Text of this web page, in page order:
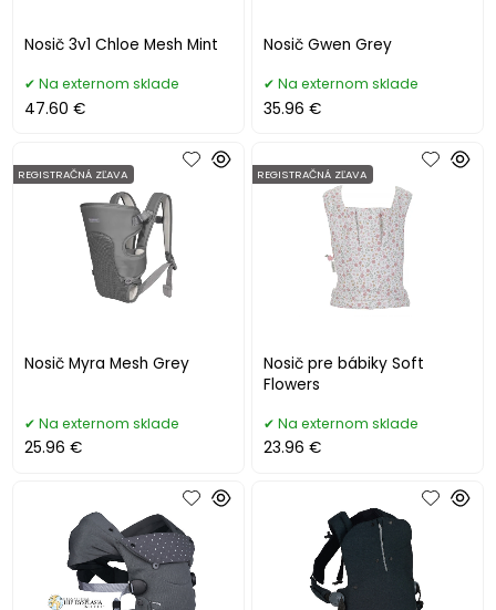
Nosič 3v1 Chloe Mesh Mint
Na externom sklade
47.60 €
Nosič Gwen Grey
Na externom sklade
35.96 €
Nosič Myra Mesh Grey
REGISTRAČNÁ ZĽAVA
Na externom sklade
25.96 €
Nosič pre bábiky Soft
Flowers
REGISTRAČNÁ ZĽAVA
Na externom sklade
23.96 €